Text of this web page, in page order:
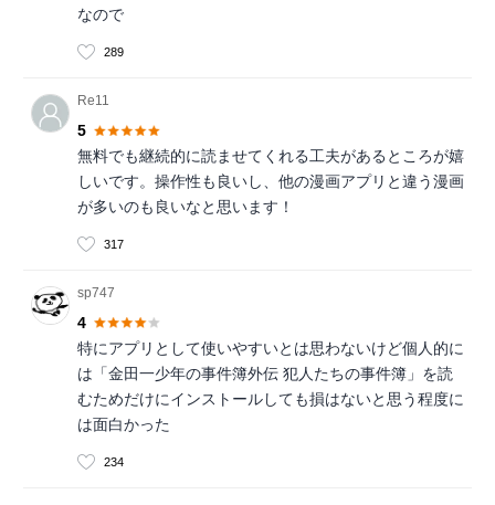
なので
289
Re11
5
無料でも継続的に読ませてくれる工夫があるところが嬉
しいです。操作性も良いし、他の漫画アプリと違う漫画
が多いのも良いなと思います！
317
sp747
4
特にアプリとして使いやすいとは思わないけど個人的に
は「金田一少年の事件簿外伝 犯人たちの事件簿」を読
むためだけにインストールしても損はないと思う程度に
は面白かった
234